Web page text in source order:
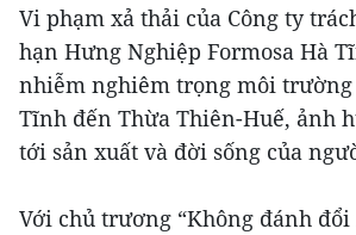
Vi phạm xả thải của Công ty
hạn Hưng Nghiệp Formosa Hà
nhiễm nghiêm trọng môi
Tĩnh đến Thừa Thiên-Huế, ảnh
tới sản xuất và đời sống của
Với chủ trương “Không đánh